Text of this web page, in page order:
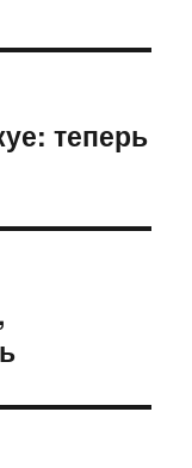
теперь